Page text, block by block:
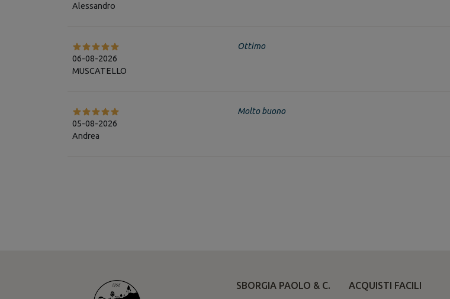
Alessandro
06-08-2026
MUSCATELLO
Ottimo
05-08-2026
Andrea
Molto buono
SBORGIA PAOLO & C. ACQUISTI FACILI